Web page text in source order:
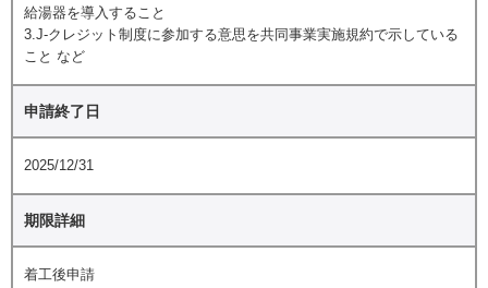
給湯器を導入すること
3.J-クレジット制度に参加する意思を共同事業実施規約で示している
こと など
申請終了日
2025/12/31
期限詳細
着工後申請